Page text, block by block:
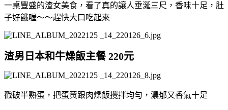
一桌豐盛的渣女美食，看了真的讓人垂涎三尺，香味十足，肚
子好餓喔～～趕快大口吃起來
渣男日本和牛燥飯主餐 220元
戳破半熟蛋，把蛋黃跟肉燥飯攪拌均勻，濃郁又香氣十足